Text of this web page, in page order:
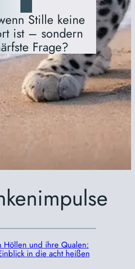
Stille keine
ist – sondern
Frage?
Höllen und ihre Qualen:
in die acht heißen